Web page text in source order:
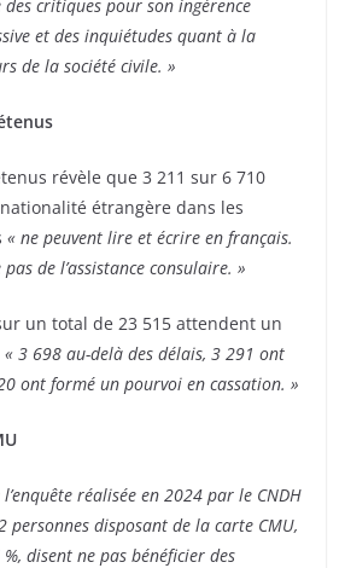
des critiques pour son ingérence
et des inquiétudes quant à la
de la société civile. »
révèle que 3 211 sur 6 710
étrangère dans les
« ne peuvent lire et écrire en français.
de l’assistance consulaire. »
un total de 23 515 attendent un
« 3 698 au-delà des délais, 3 291 ont
ont formé un pourvoi en cassation. »
réalisée en 2024 par le CNDH
personnes disposant de la carte CMU,
disent ne pas bénéficier des